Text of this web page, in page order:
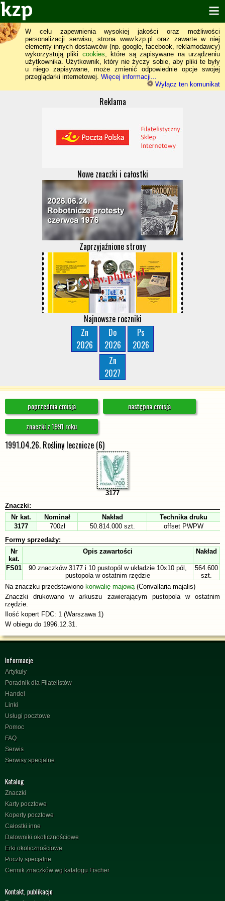
W celu zapewnienia wysokiej jakości oraz możliwości
personalizacji serwisu, strona www.kzp.pl oraz zawarte w niej
elementy innych dostawców (np. google, facebook, reklamodawcy)
wykorzystują pliki cookies, które są zapisywane na urządzeniu
użytkownika. Użytkownik, który nie życzy sobie, aby pliki te były
u niego zapisywane, może zmienić odpowiednie opcje swojej
przeglądarki internetowej. Więcej informacji...
Wyłącz ten komunikat
Reklama
Nowe znaczki i całostki
Zaprzyjaźnione strony
Najnowsze roczniki
Zn
2026
Do
2026
Ps
2026
Zn
2027
poprzednia emisja
następna emisja
znaczki z 1991 roku
1991.04.26. Rośliny lecznicze (6)
3177
Znaczki:
Nr kat.
Nominał Nakład
Technika druku
3177
700zł 50.814.000 szt.
offset PWPW
Formy sprzedaży:
Nr
kat.
Opis zawartości Nakład
FS01
90 znaczków 3177 i 10 pustopól w układzie 10x10 pól,
pustopola w ostatnim rzędzie
564.600
szt.
Na znaczku przedstawiono konwalię majową(Convallaria majalis)
Znaczki drukowano w arkuszu zawierającym pustopola w ostatnim
rzędzie.
Ilość kopert FDC: 1 (Warszawa 1)
W obiegu do 1996.12.31.
Informacje
Artykuły
Poradnik dla Filatelistów
Handel
Linki
Usługi pocztowe
Pomoc
FAQ
Serwis
Serwisy specjalne
Katalog
Znaczki
Karty pocztowe
Koperty pocztowe
Całostki inne
Datowniki okolicznościowe
Erki okolicznościowe
Poczty specjalne
Cennik znaczków wg katalogu Fischer
Kontakt, publikacje